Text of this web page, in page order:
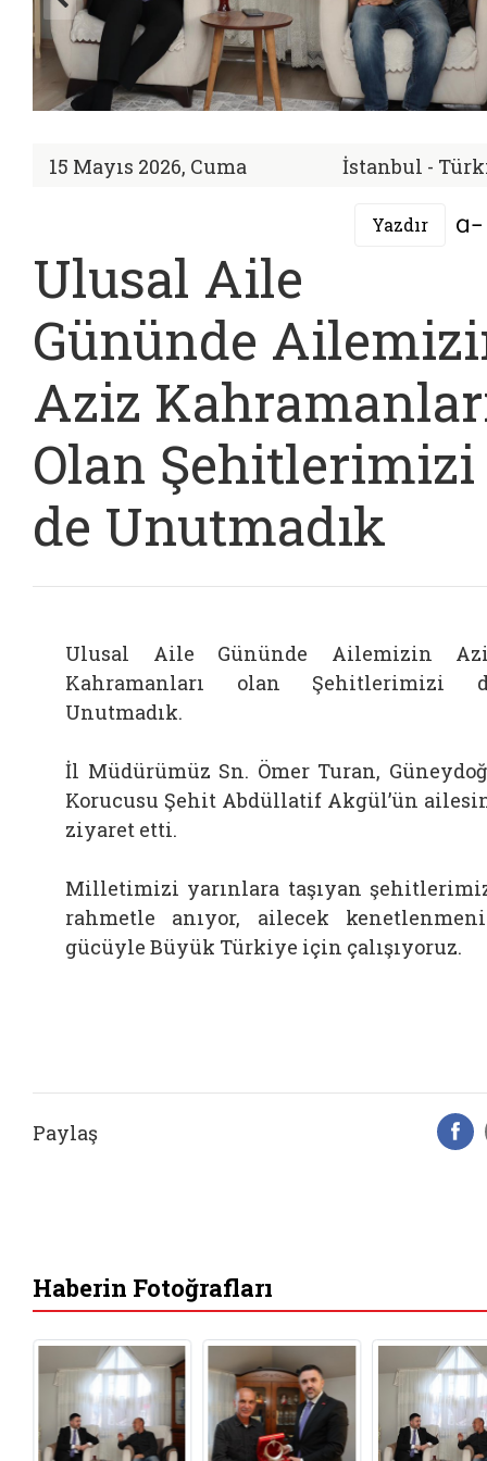
15 Mayıs 2026, Cuma İstanbul -
Yazdır
Ulusal Aile
Gününde
Aziz
Olan Şehitlerimizi
de Unutmadık
Ulusal Aile Gününde Ailemizin
Kahramanları olan Şehitlerimizi
Unutmadık.
İl Müdürümüz Sn. Ömer Turan,
Korucusu Şehit Abdüllatif Akgül’ün
ziyaret etti.
Milletimizi yarınlara taşıyan
rahmetle anıyor, ailecek
gücüyle Büyük Türkiye için çalışıyoruz.
Paylaş
Haberin Fotoğrafları